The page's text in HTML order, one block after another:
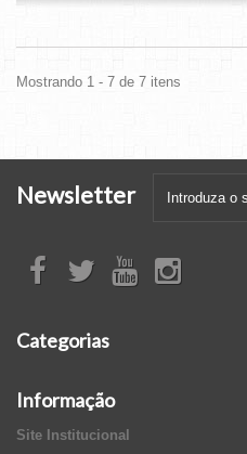
Mostrando 1 - 7 de 7 itens
Newsletter
Categorias
Informação
Site Institucional